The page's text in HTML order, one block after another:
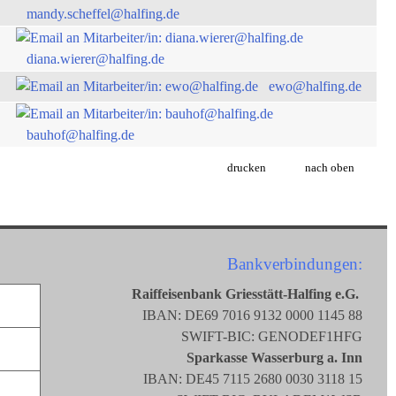
mandy.scheffel@halfing.de
diana.wierer@halfing.de
ewo@halfing.de
bauhof@halfing.de
drucken nach oben
Bankverbindungen:
Raiffeisenbank Griesstätt-Halfing e.G.
IBAN: DE69 7016 9132 0000 1145 88
SWIFT-BIC: GENODEF1HFG
Sparkasse Wasserburg a. Inn
IBAN: DE45 7115 2680 0030 3118 15